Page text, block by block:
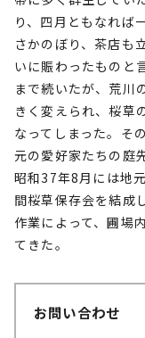
り、四月ともなれば
さかのぼり、茶店も
いに賑わったものと
まで続いたが、荒川
きく変えられ、桜草
なってしまった。そ
元の愛好家たちの庭
昭和37年8月には地
間桜草保存会を結成
作業によって、圃場
てきた。
お問い合わせ